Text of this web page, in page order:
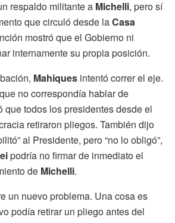
respaldo militante a Michelli, pero sí
que circuló desde laCasa
mostró que el Gobierno ni
internamente su propia posición.
Mahiques intentó correr el eje.
no correspondía hablar de
que todos los presidentes desde el
retiraron pliegos. También dijo
al Presidente, pero “no lo obligó”,
podría no firmar de inmediato el
de Michelli.
un nuevo problema. Una cosa es
podía retirar un pliego antes del